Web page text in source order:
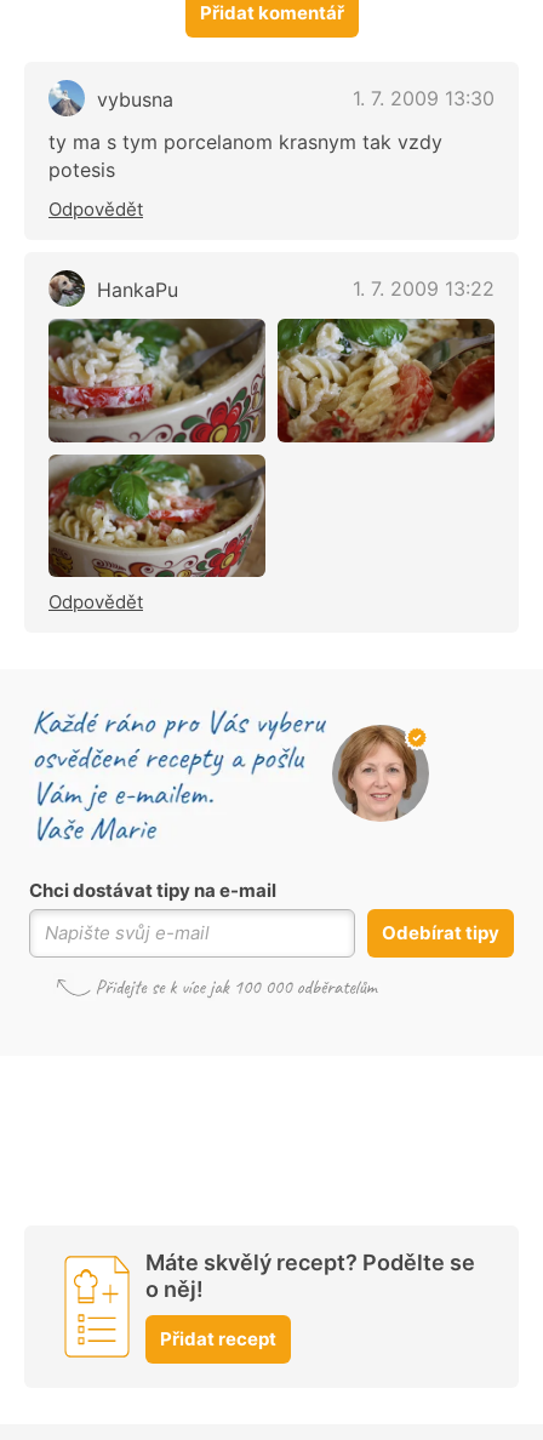
Přidat komentář
vybusna
1. 7. 2009 13:30
ty ma s tym porcelanom krasnym tak vzdy
potesis
Odpovědět
HankaPu 1. 7. 2009 13:22
Odpovědět
Chci dostávat tipy na e-mail
Odebírat tipy
Máte skvělý recept? Podělte se
o něj!
Přidat recept